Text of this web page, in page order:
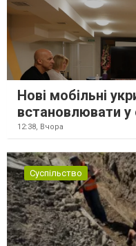
Нові мобільні
встановлювати у
12:38, Вчора
Суспільство